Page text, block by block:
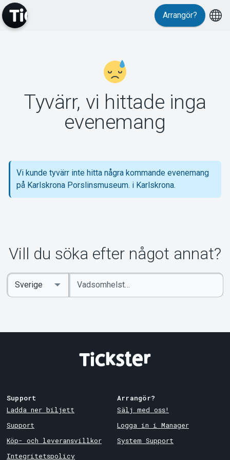
Support
Om Tickster
Arrangör?
Tyvärr, vi hittade inga
evenemang
Vi kunde tyvärr inte hitta några kommande evenemang
på Karlskrona Porslinsmuseum. i Karlskrona.
Vill du söka efter något annat?
Ange
sökord
Select
Country
Support
Ladda ner biljett
Support
Köp- och leveransvillkor
Integritetspolicy
Arrangör?
Sälj med oss!
Logga in i Manager
System Support